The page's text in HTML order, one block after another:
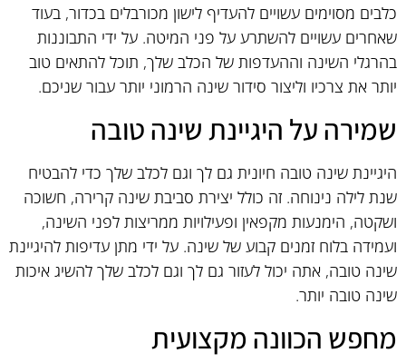
כלבים מסוימים עשויים להעדיף לישון מכורבלים בכדור, בעוד
שאחרים עשויים להשתרע על פני המיטה. על ידי התבוננות
בהרגלי השינה וההעדפות של הכלב שלך, תוכל להתאים טוב
יותר את צרכיו וליצור סידור שינה הרמוני יותר עבור שניכם.
שמירה על היגיינת שינה טובה
היגיינת שינה טובה חיונית גם לך וגם לכלב שלך כדי להבטיח
שנת לילה נינוחה. זה כולל יצירת סביבת שינה קרירה, חשוכה
ושקטה, הימנעות מקפאין ופעילויות ממריצות לפני השינה,
ועמידה בלוח זמנים קבוע של שינה. על ידי מתן עדיפות להיגיינת
שינה טובה, אתה יכול לעזור גם לך וגם לכלב שלך להשיג איכות
שינה טובה יותר.
מחפש הכוונה מקצועית